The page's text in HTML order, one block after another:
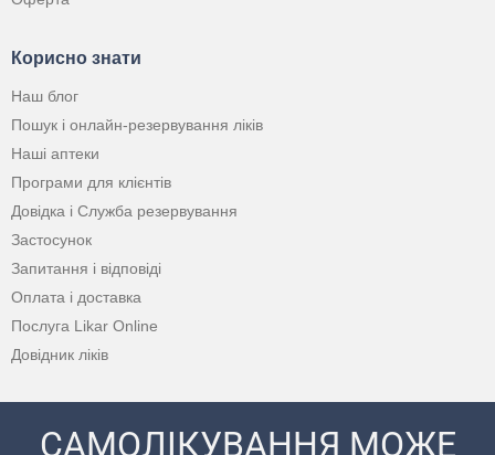
Корисно знати
Наш блог
Пошук і онлайн-резервування ліків
Наші аптеки
Програми для клієнтів
Довідка і Служба резервування
Застосунок
Запитання і відповіді
Оплата і доставка
Послуга Likar Online
Довідник ліків
САМОЛІКУВАННЯ МОЖЕ